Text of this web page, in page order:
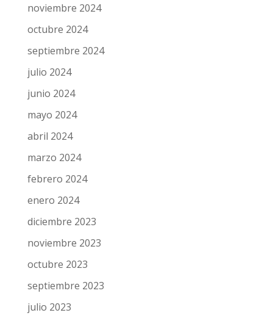
noviembre 2024
octubre 2024
septiembre 2024
julio 2024
junio 2024
mayo 2024
abril 2024
marzo 2024
febrero 2024
enero 2024
diciembre 2023
noviembre 2023
octubre 2023
septiembre 2023
julio 2023